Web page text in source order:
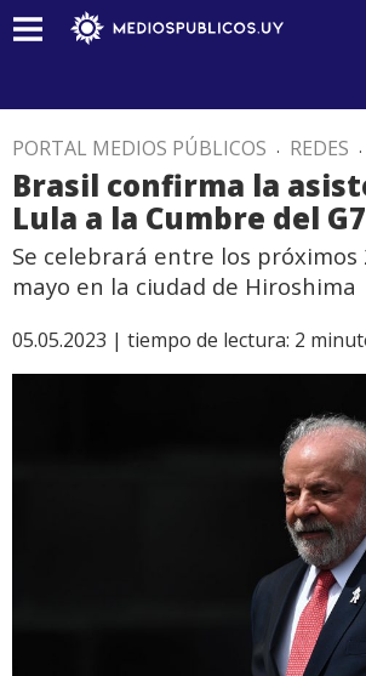
PORTAL MEDIOS PÚBLICOS . REDES .
Brasil confirma la
Lula a la Cumbre del
Se celebrará entre los próximos
mayo en la ciudad de Hiroshima
05.05.2023 | tiempo de lectura: 2